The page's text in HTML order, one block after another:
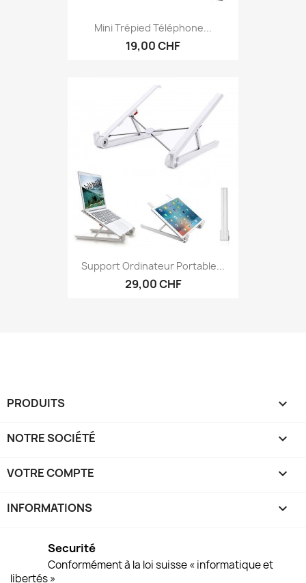
Mini Trépied Téléphone...
19,00 CHF
Support Ordinateur Portable...
29,00 CHF
PRODUITS 
NOTRE SOCIÉTÉ 
VOTRE COMPTE 
INFORMATIONS keyboard_arrow_down
Securité
Conformément à la loi suisse « informatique et
libertés »